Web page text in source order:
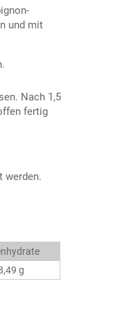
und mit
Nach 1,5
fertig
werden.
g